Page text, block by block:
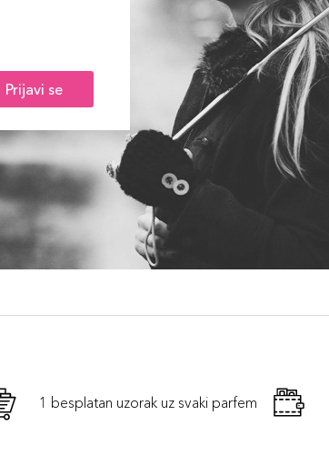
Prijavi se
1 besplatan uzorak uz svaki parfem